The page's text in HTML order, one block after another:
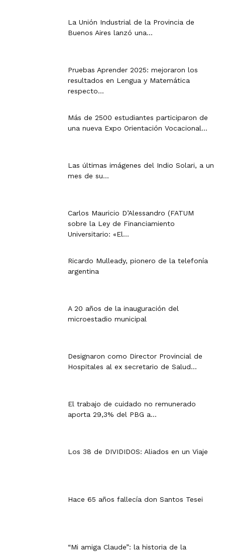
La Unión Industrial de la Provincia de
Buenos Aires lanzó una...
Pruebas Aprender 2025: mejoraron los
resultados en Lengua y Matemática
respecto...
Más de 2500 estudiantes participaron de
una nueva Expo Orientación Vocacional...
Las últimas imágenes del Indio Solari, a un
mes de su...
Carlos Mauricio D’Alessandro (FATUM
sobre la Ley de Financiamiento
Universitario: «El...
Ricardo Mulleady, pionero de la telefonía
argentina
A 20 años de la inauguración del
microestadio municipal
Designaron como Director Provincial de
Hospitales al ex secretario de Salud...
El trabajo de cuidado no remunerado
aporta 29,3% del PBG a...
Los 38 de DIVIDIDOS: Aliados en un Viaje
Hace 65 años fallecía don Santos Tesei
“Mi amiga Claude”: la historia de la